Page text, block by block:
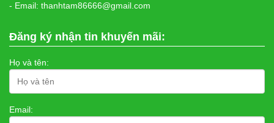
- Email: thanhtam86666@gmail.com
Đăng ký nhận tin khuyến mãi:
Họ và tên:
Email: